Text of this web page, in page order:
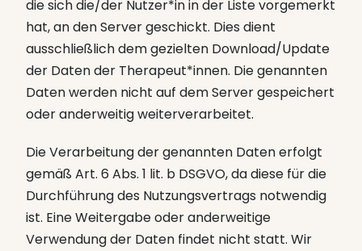
die sich die/der Nutzer*in in der Liste vorgemerkt
hat, an den Server geschickt. Dies dient
ausschließlich dem gezielten Download/Update
der Daten der Therapeut*innen. Die genannten
Daten werden nicht auf dem Server gespeichert
oder anderweitig weiterverarbeitet.
Die Verarbeitung der genannten Daten erfolgt
gemäß Art. 6 Abs. 1 lit. b DSGVO, da diese für die
Durchführung des Nutzungsvertrags notwendig
ist. Eine Weitergabe oder anderweitige
Verwendung der Daten findet nicht statt. Wir